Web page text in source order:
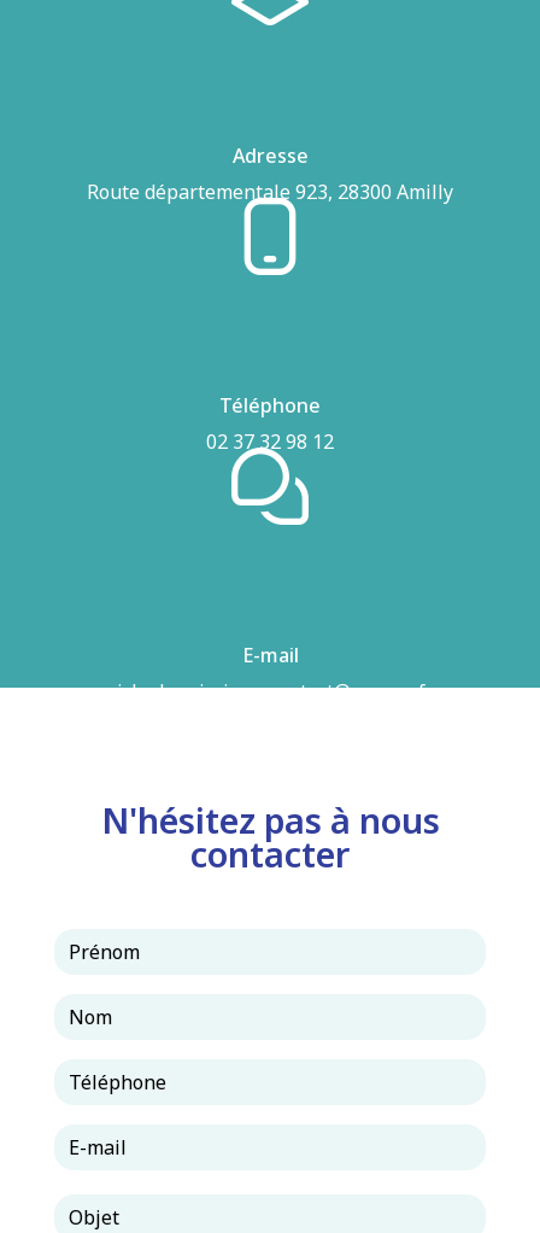
Adresse
Route départementale 923, 28300 Amilly
Téléphone
02 37 32 98 12
E-mail
airhydro.piscines-contact@orange.fr
N'hésitez pas à nous
contacter